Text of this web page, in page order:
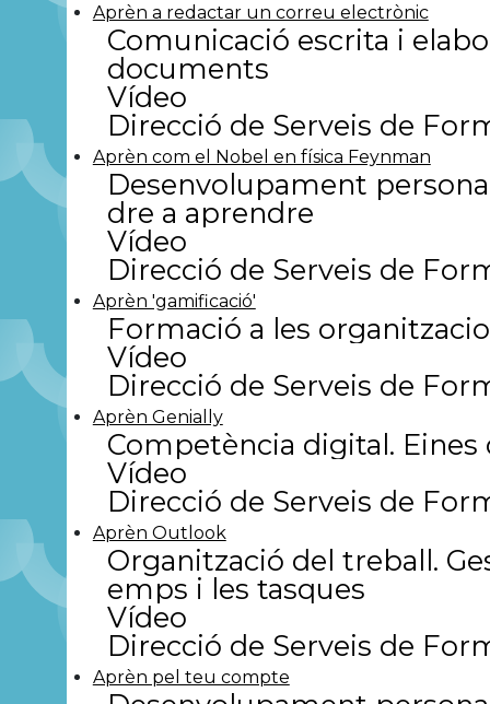
Aprèn a redactar un correu electrònic
Comunicació escrita i
documents
Vídeo
Direcció de Serveis de
Aprèn com el Nobel en física Feynman
Desenvolupament
dre a aprendre
Vídeo
Direcció de Serveis de
Aprèn 'gamificació'
Formació a les
Vídeo
Direcció de Serveis de
Aprèn Genially
Competència digital. Eines
Vídeo
Direcció de Serveis de
Aprèn Outlook
Organització del treball.
emps i les tasques
Vídeo
Direcció de Serveis de
Aprèn pel teu compte